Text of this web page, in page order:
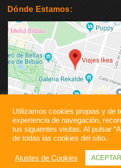
Dónde Estamos:
Utilizamos cookies propias y de
experiencia de navegación,
tus siguientes visitas. Al pulsar
de todas las cookies del sitio.
Ajustes de Cookies ACEPTAR